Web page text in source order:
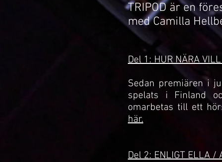
TRIPOD är en
med Camilla
Del 1: HUR NÄRA
Sedan premiären i
spelats i Finland
omarbetas till ett
här.
Del 2: ENLIGT ELLA /